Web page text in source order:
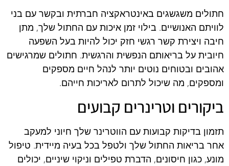
חתולים משגשגים באינטראקציה חברתית ובקשר עם בני
לוויתם האנושיים. בילוי זמן איכות עם החתול שלך, מתן
חיבה ויצירת קשר רגשי חזק יכול להיות בעל השפעה
חיובית על בריאותם הנפשית והרגשית. חתולים שמרגישים
אהובים ובטוחים נוטים יותר לנהל חיים מספקים
ומספקים, מה שיכול לתרום לאריכות חייהם.
ביקורים וטרינרים קבועים
תזמון בדיקות קבועות עם הווטרינר שלך חיוני למעקב
אחר בריאות החתול שלך ולטפל בכל בעיה מיידית. טיפול
מונע, כגון חיסונים, הדברת טפילים וניקוי שיניים, יכולים